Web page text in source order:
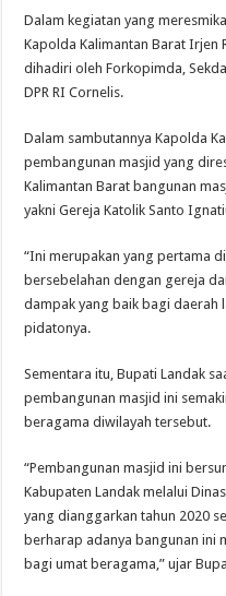
Dalam kegiatan yang
Kapolda Kalimantan Barat Irjen
dihadiri oleh Forkopimda,
DPR RI Cornelis.
Dalam sambutannya Kapolda
pembangunan masjid yang
Kalimantan Barat bangunan
yakni Gereja Katolik Santo
“Ini merupakan yang pertama
bersebelahan dengan gereja
dampak yang baik bagi daerah
pidatonya.
Sementara itu, Bupati Landak
pembangunan masjid ini
beragama diwilayah tersebut.
“Pembangunan masjid ini
Kabupaten Landak melalui
yang dianggarkan tahun 2020
berharap adanya bangunan ini
bagi umat beragama,” ujar